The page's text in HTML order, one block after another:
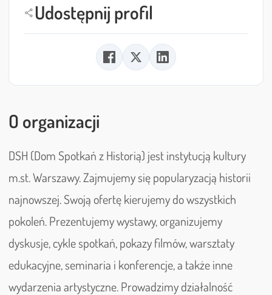
shareUdostępnij profil
O organizacji
DSH (Dom Spotkań z Historią) jest instytucją kultury
m.st. Warszawy. Zajmujemy się popularyzacją historii
najnowszej. Swoją ofertę kierujemy do wszystkich
pokoleń. Prezentujemy wystawy, organizujemy
dyskusje, cykle spotkań, pokazy filmów, warsztaty
edukacyjne, seminaria i konferencje, a także inne
wydarzenia artystyczne. Prowadzimy działalność